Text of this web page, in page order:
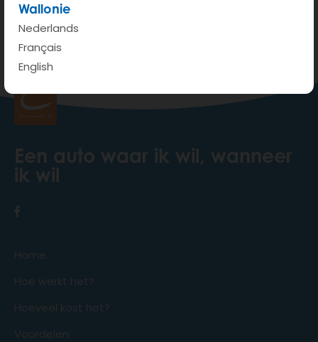
Wallonie
Nederlands
Français
English
Bekijken op Google Maps
Een auto waar ik wil, wanneer
ik wil
Home
Hoe werkt het?
Hoeveel kost het?
Voordelen